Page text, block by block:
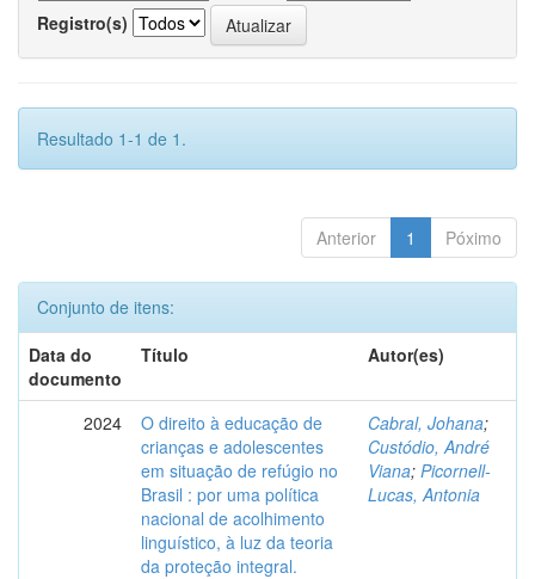
Registro(s)
Resultado 1-1 de 1.
Anterior 1 Póximo
Conjunto de itens:
Data do
documento
Título Autor(es)
2024
O direito à educação de
crianças e adolescentes
em situação de refúgio no
Brasil : por uma política
nacional de acolhimento
linguístico, à luz da teoria
da proteção integral.
Cabral, Johana;
Custódio, André
Viana; Picornell-
Lucas, Antonia